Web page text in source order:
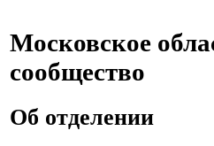
Московское
сообщество
Об отделении